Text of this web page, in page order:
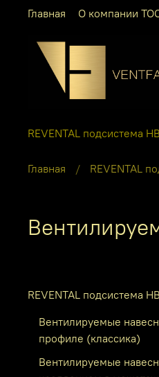
Главная О компании
REVENTAL подсистема
Главная REVENTAL
REVENTAL подсистема
Вентилируемые
профиле (классика)
Вентилируемые